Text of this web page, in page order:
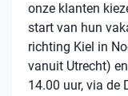
onze klanten
start van hun
richting Kiel in
vanuit Utrecht)
14.00 uur, via de